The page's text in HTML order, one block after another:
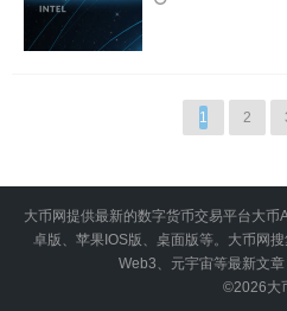
1 2
大币网提供最新的数字货币交易平台大
卓版、苹果IOS版、桌面版等。大币网
Web3、元宇宙等最新文章
©2026大